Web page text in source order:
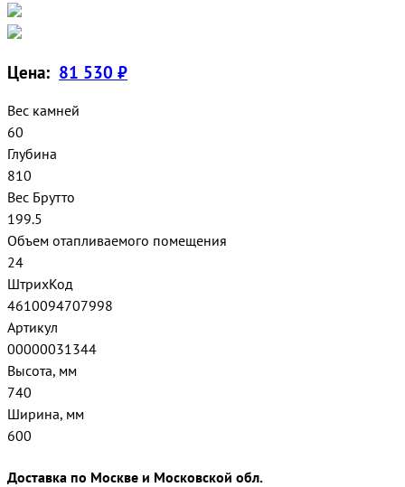
Цена: 81 530 ₽
Вес камней
60
Глубина
810
Вес Брутто
199.5
Объем отапливаемого помещения
24
ШтрихКод
4610094707998
Артикул
00000031344
Высота, мм
740
Ширина, мм
600
Доставка по Москве и Московской обл.